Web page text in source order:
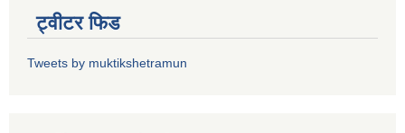
ट्वीटर फिड
Tweets by muktikshetramun